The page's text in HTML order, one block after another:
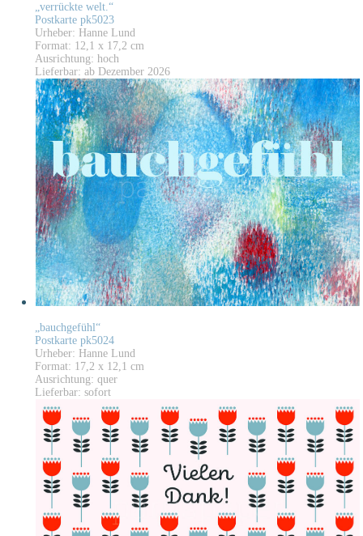
„verrückte welt.“
Postkarte pk5023
Urheber: Hanne Lund
Format: 12,1 x 17,2 cm
Ausrichtung: hoch
Lieferbar: ab Dezember 2026
„bauchgefühl“
Postkarte pk5024
Urheber: Hanne Lund
Format: 17,2 x 12,1 cm
Ausrichtung: quer
Lieferbar: sofort